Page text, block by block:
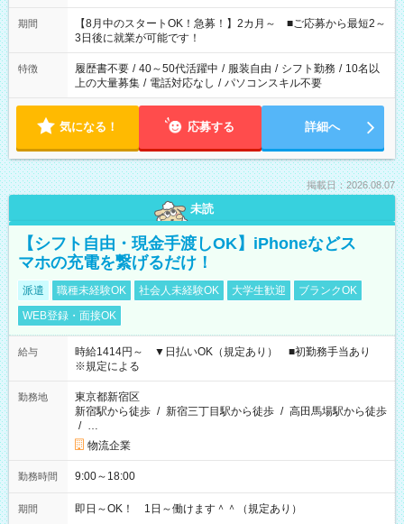
と休みを合わせたい」 「余裕を持って夕飯の準備がしたい」
「できれば残業はしたくない」 など、ご希望を教えてください
ね。 ※Wワーク希望の方へ 今ご覧のお仕事で希望する勤務時間
と、もう1つのお仕事の勤務時間。 合計で週40時間を超える場
合は応募できません。
期間
【8月中のスタートOK！急募！】2カ月～ ■ご応募から最短2～
3日後に就業が可能です！
特徴 履歴書不要 / 40～50代活躍中 / 服装自由 / シフト勤務 / 10名以
上の大量募集 / 電話対応なし / パソコンスキル不要
気になる！ 応募する 詳細へ
掲載日：2026.08.07
未読
【シフト自由・現金手渡しOK】iPhoneなどス
マホの充電を繋げるだけ！
派遣 職種未経験OK 社会人未経験OK 大学生歓迎
ブランクOK
WEB登録・面接OK
給与
時給1414円～ ▼日払いOK（規定あり） ■初勤務手当あり
※規定による
勤務地
東京都新宿区
新宿駅から徒歩 / 新宿三丁目駅から徒歩 / 高田馬場駅から徒歩
/ …
物流企業
勤務時間 9:00～18:00
期間 即日～OK！ 1日～働けます＾＾（規定あり）